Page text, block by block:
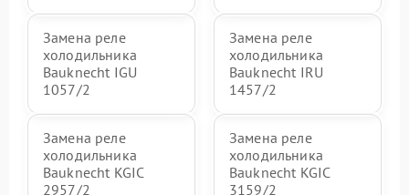
Замена реле
холодильника
Bauknecht IGU
1057/2
Замена реле
холодильника
Bauknecht IRU
1457/2
Замена реле
холодильника
Bauknecht KGIC
2957/2
Замена реле
холодильника
Bauknecht KGIC
3159/2